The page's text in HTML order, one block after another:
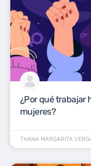
¿Por qué trabajar
mujeres?
THANA MARGARITA